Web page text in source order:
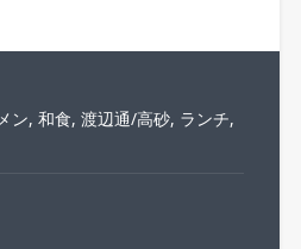
ン, 和食, 渡辺通/高砂, ランチ,